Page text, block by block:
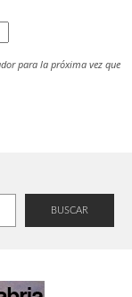
para la próxima vez que
BUSCAR